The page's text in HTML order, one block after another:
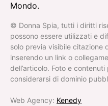
Mondo.
© Donna Spia, tutti i diritti
possono essere utilizzati e
solo previa visibile citazione
inserendo un link o
dell’articolo. Foto e
considerarsi di dominio
Web Agency: Kenedy